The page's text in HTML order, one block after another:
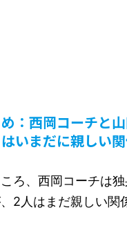
：西岡コーチと
はいまだに親しい
ろ、西岡コーチは
2人はまだ親しい関